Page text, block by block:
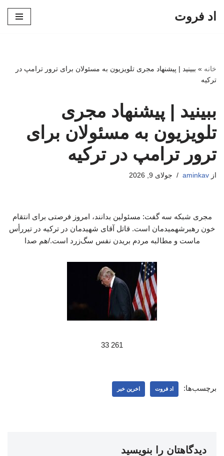
اد فروت
خانه » ببینید | پیشنهاد مجری تلویزیون به مسئولان برای ترور ترامپ در
ترکیه
ببینید | پیشنهاد مجری
تلویزیون به مسئولان برای
ترور ترامپ در ترکیه
از aminkav جولای 9, 2026
مجری شبکه سه گفت: مسئولین بدانند، امروز فرصتی برای انتقام
خون رهبرشهمیدمان است. قاتل آقای شهیدمان در ترکیه در تیررأس
ماست و مطالبه مردم بریدن نفس سگ‌زرد است./هم صدا
261 33
برچسب‌ها: اد فروت اخرین خبر
دیدگاهتان را بنویسید